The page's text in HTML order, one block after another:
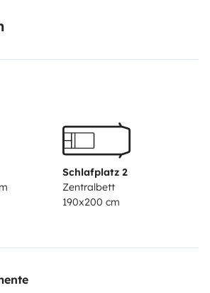
car est disponible à la location
sommes à votre disposition pour
camping-car en toute sérénité.
Schlafplatz 2
Zentralbett
190x200 cm